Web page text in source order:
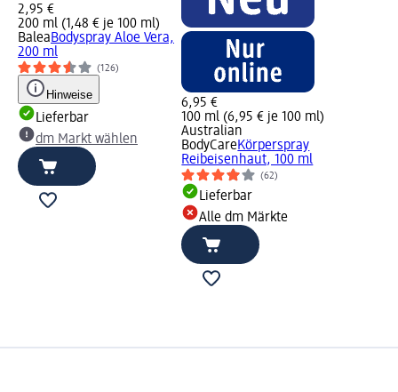
2,95 €
200 ml (1,48 € je 100 ml)
BaleaBodyspray Aloe Vera,
200 ml
(126)
Hinweise
Lieferbar
dm Markt wählen
6,95 €
100 ml (6,95 € je 100 ml)
Australian
BodyCareKörperspray
Reibeisenhaut, 100 ml
(62)
Lieferbar
Alle dm Märkte